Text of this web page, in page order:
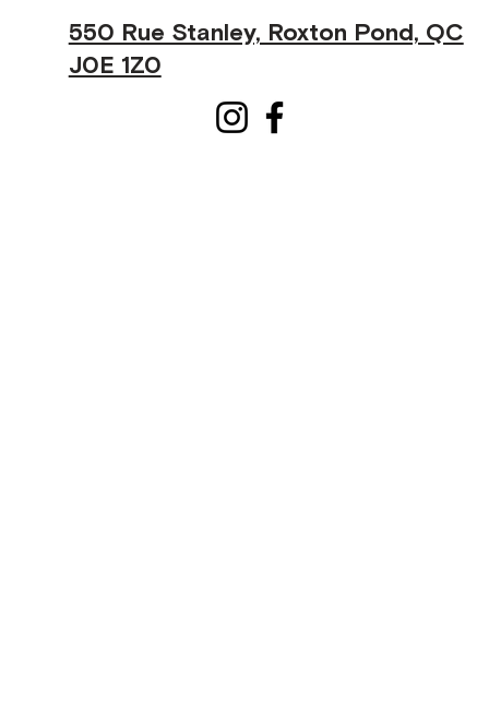
550 Rue Stanley, Roxton Pond, QC
J0E 1Z0